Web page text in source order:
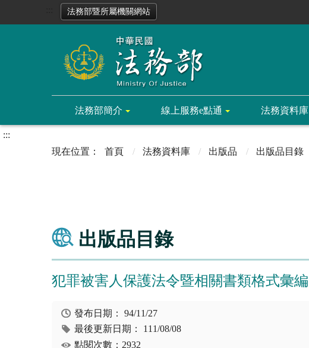
法務部暨所屬機關網站
法務部簡介 線上服務e點通 法務資料庫
:::
首頁
法務資料庫 出版品 出版品目錄
出版品目錄
犯罪被害人保護法令暨相關書類格式彙編
發布日期：94/11/27
最後更新日期： 111/08/08
點閱次數：2932